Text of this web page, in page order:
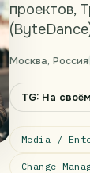
проектов,
Москва, Россия
TG: На
Media /
Change